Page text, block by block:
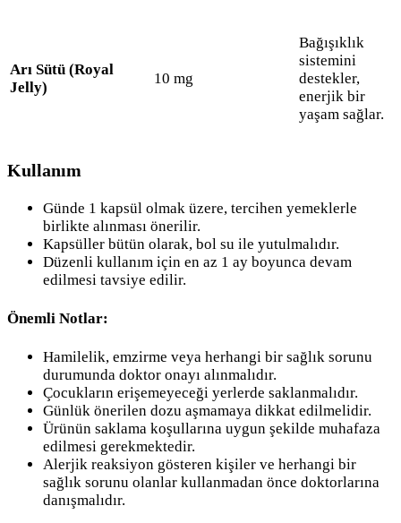
Arı Sütü (Royal
Jelly)
10 mg
Bağışıklık
sistemini
destekler,
enerjik bir
yaşam sağlar.
Kullanım
Günde 1 kapsül olmak üzere, tercihen yemeklerle
birlikte alınması önerilir.
Kapsüller bütün olarak, bol su ile yutulmalıdır.
Düzenli kullanım için en az 1 ay boyunca devam
edilmesi tavsiye edilir.
Önemli Notlar:
Hamilelik, emzirme veya herhangi bir sağlık sorunu
durumunda doktor onayı alınmalıdır.
Çocukların erişemeyeceği yerlerde saklanmalıdır.
Günlük önerilen dozu aşmamaya dikkat edilmelidir.
Ürünün saklama koşullarına uygun şekilde muhafaza
edilmesi gerekmektedir.
Alerjik reaksiyon gösteren kişiler ve herhangi bir
sağlık sorunu olanlar kullanmadan önce doktorlarına
danışmalıdır.